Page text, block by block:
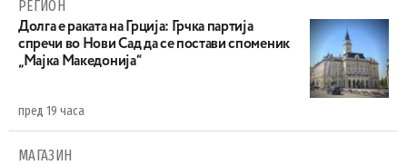
РЕГИОН
Долга е раката на Грција: Грчка партија
спречи во Нови Сад да се постави споменик
„Мајка Македонија“
пред 19 часа
МАГАЗИН